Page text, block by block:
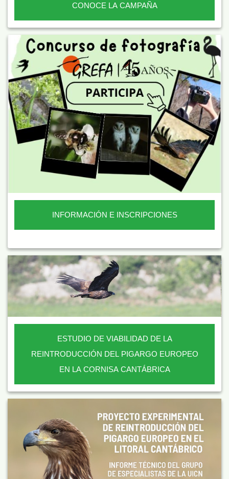
CONOCE LA CAMPAÑA
INFORMACIÓN E INSCRIPCIONES
ESTUDIO DE VIABILIDAD DE LA
REINTRODUCCIÓN DEL PIGARGO EUROPEO
EN LA CORNISA CANTÁBRICA